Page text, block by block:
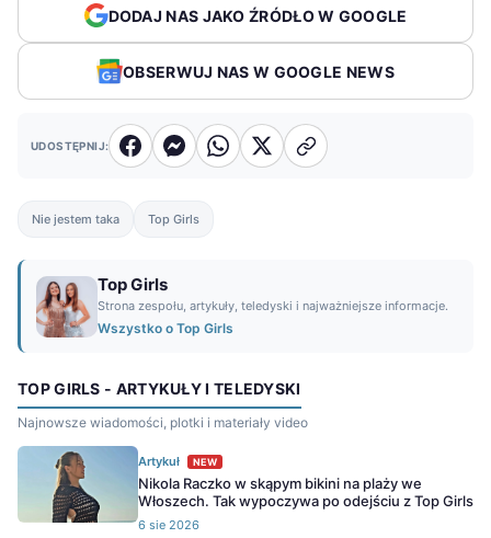
DODAJ NAS JAKO ŹRÓDŁO W GOOGLE
OBSERWUJ NAS W GOOGLE NEWS
UDOSTĘPNIJ:
Nie jestem taka Top Girls
Top Girls
Strona zespołu, artykuły, teledyski i najważniejsze informacje.
Wszystko o Top Girls
TOP GIRLS - ARTYKUŁY I TELEDYSKI
Najnowsze wiadomości, plotki i materiały video
Artykuł NEW
Nikola Raczko w skąpym bikini na plaży we
Włoszech. Tak wypoczywa po odejściu z Top Girls
6 sie 2026